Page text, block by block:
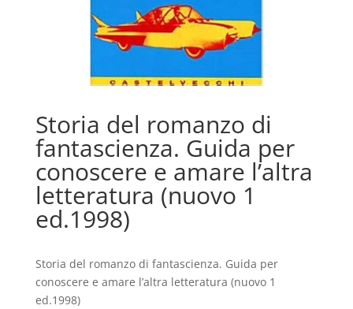
Storia del romanzo di
fantascienza. Guida per
conoscere e amare l’altra
letteratura (nuovo 1
ed.1998)
Storia del romanzo di fantascienza. Guida per
conoscere e amare l’altra letteratura (nuovo 1
ed.1998)